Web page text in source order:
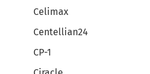
Celimax
Centellian24
CP-1